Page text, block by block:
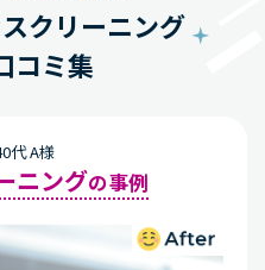
くる予定があるから
を解決した事例
すすめ？
グ
クリーニング
コミ集
代 A様
ニングの事例